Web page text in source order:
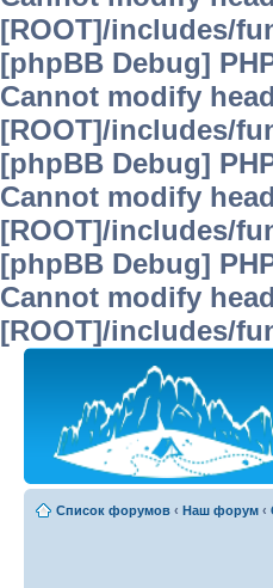
[ROOT]/includes/
[phpBB Debug]
Cannot modify
[ROOT]/includes/
[phpBB Debug]
Cannot modify
[ROOT]/includes/
[phpBB Debug]
Cannot modify
[ROOT]/includes/
Список форумов ‹ Наш форум ‹